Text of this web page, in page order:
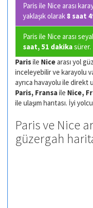
Paris ile Nice arası
yaklaşık olarak 8 saat
Paris ile Nice arası
saat, 51 dakikasürer.
Parisile Nicearası yol
inceleyebilir ve karayolu
ayrıca havayolu ile direkt
Paris, Fransaile Nice,
ile ulaşım harıtası. İyi
Paris ve Nice
güzergah